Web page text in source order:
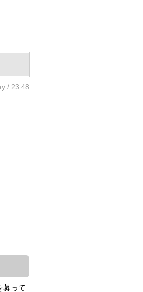
/ 23:48
募って